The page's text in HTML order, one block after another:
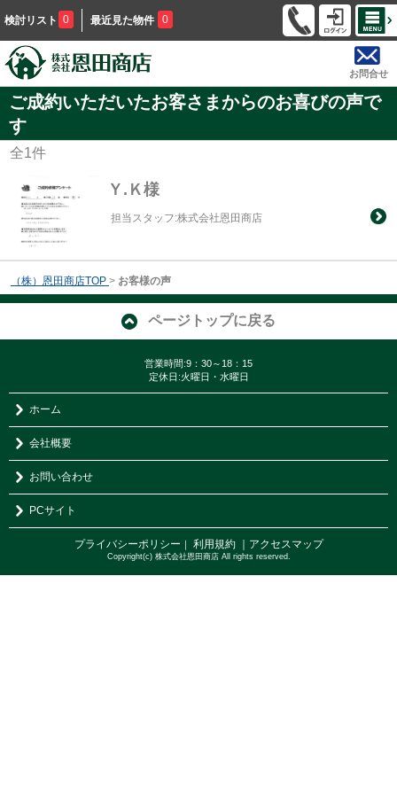
検討リスト 0 最近見た物件 0
お問合せ
ご成約いただいたお客さまからのお喜びの声で
す
全1件
Ｙ.Ｋ様
担当スタッフ:株式会社恩田商店
（株）恩田商店TOP > お客様の声
ページトップに戻る
営業時間:9：30～18：15
定休日:火曜日・水曜日
ホーム
会社概要
お問い合わせ
PCサイト
プライバシーポリシー ｜ 利用規約 ｜アクセスマップ
Copyright(c) 株式会社恩田商店 All rights reserved.